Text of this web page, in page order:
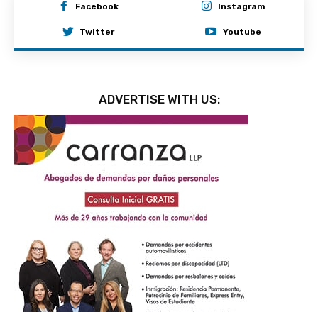
Facebook Instagram
Twitter Youtube
ADVERTISE WITH US: